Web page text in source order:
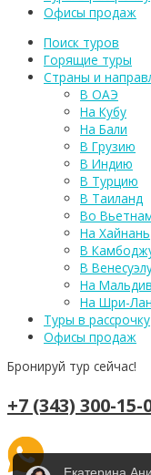
Офисы продаж
Поиск туров
Горящие туры
Страны и
В ОАЭ
На Кубу
На Бали
В Грузию
В Индию
В Турцию
В Таиланд
Во
На Хайнань
В
В
На
На Шри-
Туры в рассрочку
Офисы продаж
Бронируй тур сейчас!
+7 (343) 300-15-